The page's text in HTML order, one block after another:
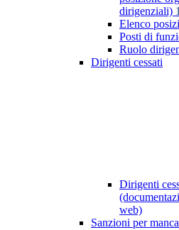
dirigenziali)
Elenco
Posti di
Ruolo
Dirigenti cessati
Dirigenti
web)
Sanzioni per